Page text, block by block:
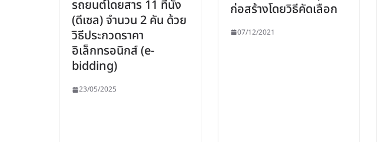
รถยนต์โดยสาร 11 ที่นั่ง
(ดีเซล) จำนวน 2 คัน ด้วย
วิธีประกวดราคา
อิเล็กทรอนิกส์ (e-
bidding)
23/05/2025
ก่อสร้างโดยวิธีคัดเลือก
07/12/2021